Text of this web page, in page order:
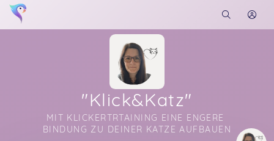
"Klick&Katz"
MIT KLICKERTRTAINING EINE ENGERE
BINDUNG ZU DEINER KATZE AUFBAUEN